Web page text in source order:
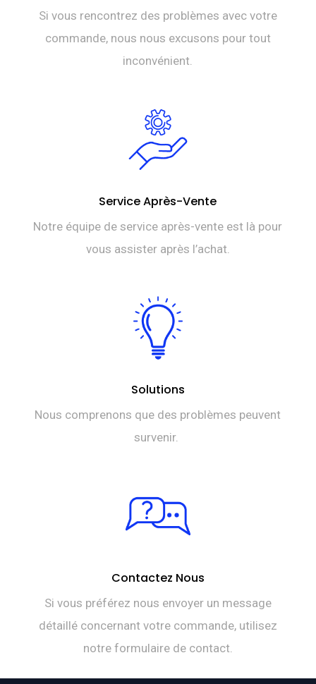
Si vous rencontrez des problèmes avec votre
commande, nous nous excusons pour tout
inconvénient.
Service Après-Vente
Notre équipe de service après-vente est là pour
vous assister après l’achat.
Solutions
Nous comprenons que des problèmes peuvent
survenir.
Contactez Nous
Si vous préférez nous envoyer un message
détaillé concernant votre commande, utilisez
notre formulaire de contact.